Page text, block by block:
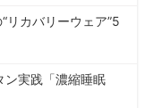
リカバリーウェア”5
ン実践「濃縮睡眠